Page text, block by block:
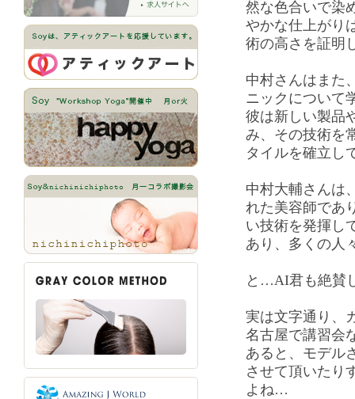
然な色合いで染
やかな仕上がり
術の高さを証明
中村さんはまた
ニックについて
彼は新しい製品
み、その技術を
タイルを確立し
中村大輔さんは
れた美容師であ
い技術を発揮し
あり、多くの人
と…AI君も絶賛
実は文字通り、
名古屋で講習会
あると、モデル
させて頂いたり
よね…